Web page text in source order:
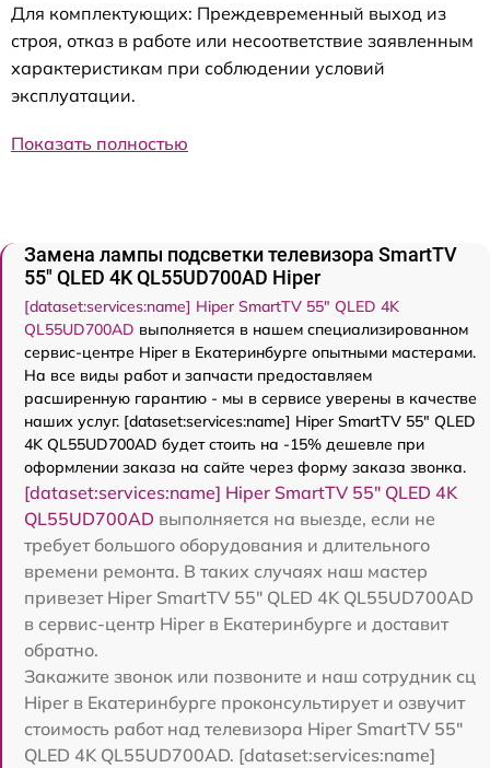
Для комплектующих: Преждевременный выход из
строя, отказ в работе или несоответствие заявленным
характеристикам при соблюдении условий
эксплуатации.
Показать полностью
Замена лампы подсветки телевизора SmartTV
55" QLED 4K QL55UD700AD Hiper
[dataset:services:name] Hiper SmartTV 55" QLED 4K
QL55UD700AD выполняется в нашем специализированном
сервис-центре Hiper в Екатеринбурге опытными мастерами.
На все виды работ и запчасти предоставляем
расширенную гарантию - мы в сервисе уверены в качестве
наших услуг. [dataset:services:name] Hiper SmartTV 55" QLED
4K QL55UD700AD будет стоить на -15% дешевле при
оформлении заказа на сайте через форму заказа звонка.
[dataset:services:name] Hiper SmartTV 55" QLED 4K
QL55UD700AD выполняется на выезде, если не
требует большого оборудования и длительного
времени ремонта. В таких случаях наш мастер
привезет Hiper SmartTV 55" QLED 4K QL55UD700AD
в сервис-центр Hiper в Екатеринбурге и доставит
обратно.
Закажите звонок или позвоните и наш сотрудник сц
Hiper в Екатеринбурге проконсультирует и озвучит
стоимость работ над телевизора Hiper SmartTV 55"
QLED 4K QL55UD700AD. [dataset:services:name]